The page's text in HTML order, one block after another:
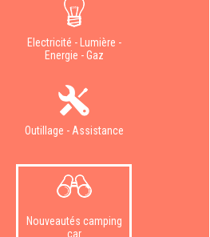
Electricité - Lumière -
Energie - Gaz
Outillage - Assistance
Nouveautés camping
car